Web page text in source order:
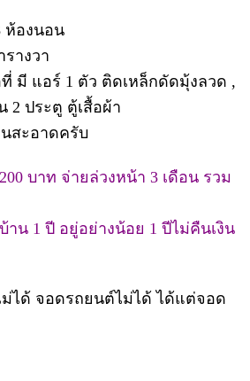
ห้องนอน
รางวา
มี แอร์ 1 ตัว ติดเหล็กดัดมุ้งลวด ,
2 ประตู ตู้เสื้อผ้า
นสะอาดครับ
บาท จ่ายล่วงหน้า 3 เดือน รวม
าน 1 ปี อยู่อย่างน้อย 1 ปีไม่คืนเงิน
ม่ได้ จอดรถยนต์ไม่ได้ ได้แต่จอด